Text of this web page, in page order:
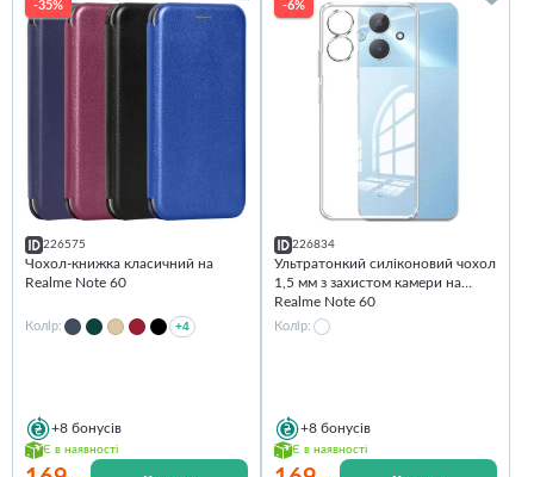
-35%
226575
Чохол-книжка класичний на
Realme Note 60
Колір: +4
+8 бонусів
Є в наявності
-6%
226834
Ультратонкий силіконовий чохол
1,5 мм з захистом камери на
Realme Note 60
Колір:
+8 бонусів
Є в наявності